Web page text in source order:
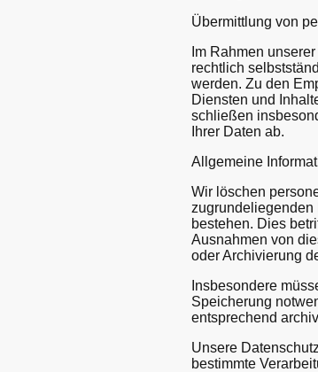
Übermittlung von
Im Rahmen
rechtlich
werden. Zu den
Diensten und
schließen
Ihrer Daten ab.
Allgemeine
Wir löschen
zugrundeliegenden
bestehen. Dies
Ausnahmen von
oder Archivierung
Insbesondere
Speicherung
entsprechend
Unsere
bestimmte